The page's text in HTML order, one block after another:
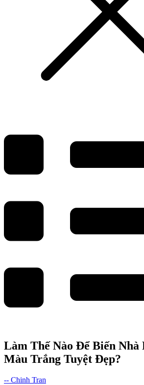
Làm Thế Nào Để Biến Nhà
Màu Trắng Tuyệt Đẹp?
-- Chinh Tran